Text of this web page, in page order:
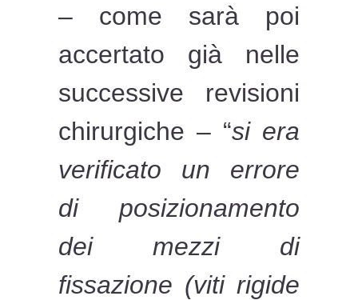
– come sarà poi
accertato già nelle
successive revisioni
chirurgiche – “si era
verificato un errore
di posizionamento
dei mezzi di
fissazione (viti rigide